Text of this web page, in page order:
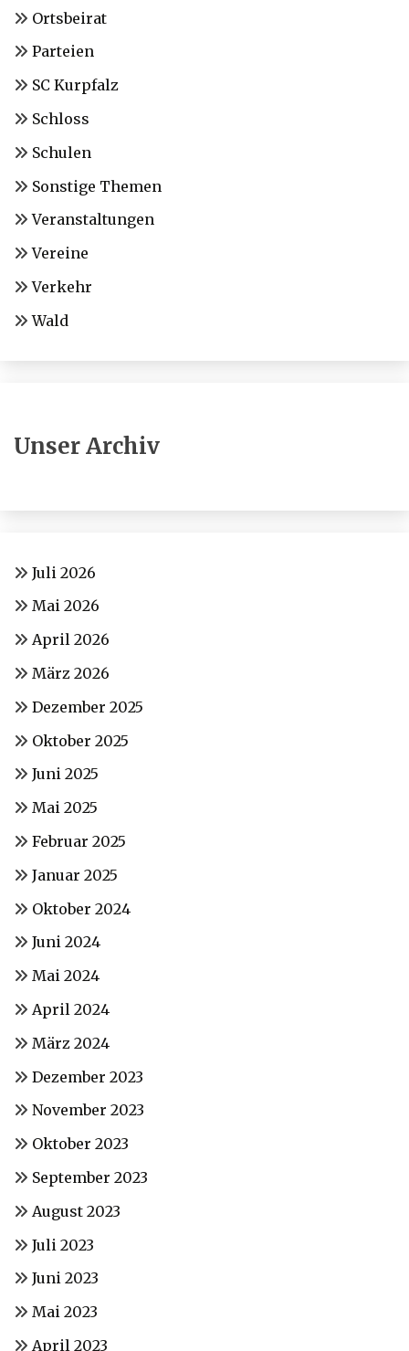
Ortsbeirat
Parteien
SC Kurpfalz
Schloss
Schulen
Sonstige Themen
Veranstaltungen
Vereine
Verkehr
Wald
Unser Archiv
Juli 2026
Mai 2026
April 2026
März 2026
Dezember 2025
Oktober 2025
Juni 2025
Mai 2025
Februar 2025
Januar 2025
Oktober 2024
Juni 2024
Mai 2024
April 2024
März 2024
Dezember 2023
November 2023
Oktober 2023
September 2023
August 2023
Juli 2023
Juni 2023
Mai 2023
April 2023